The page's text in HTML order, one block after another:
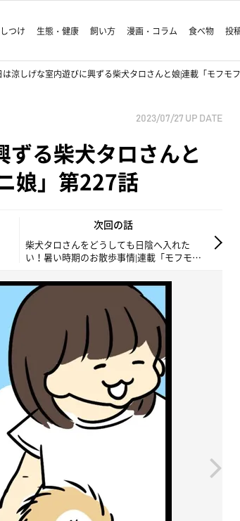
しつけ 生態・健康 飼い方 漫画・コラム 食べ物 投
は涼しげな室内遊びに興ずる柴犬タロさんと娘|連載「モフモ
2023/07/27 UP DATE
る柴犬タロさんと
娘」第227話
次回の話
柴犬タロさんをどうしても日陰へ入れた
い！暑い時期のお散歩事情|連載「モフモフ